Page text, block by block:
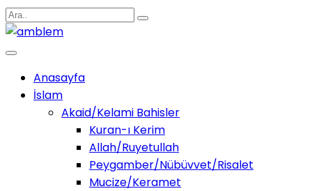
Anasayfa
İslam
Akaid/Kelami Bahisler
Kuran-ı Kerim
Allah/Ruyetullah
Peygamber/Nübüvvet/Risalet
Mucize/Keramet